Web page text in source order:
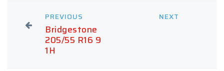
PREVIOUS
Bridgestone
205/55 R16 9
1H
NEXT